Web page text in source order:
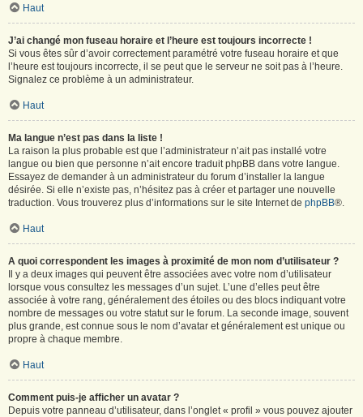
Haut
J’ai changé mon fuseau horaire et l’heure est toujours incorrecte !
Si vous êtes sûr d’avoir correctement paramétré votre fuseau horaire et que
l’heure est toujours incorrecte, il se peut que le serveur ne soit pas à l’heure.
Signalez ce problème à un administrateur.
Haut
Ma langue n’est pas dans la liste !
La raison la plus probable est que l’administrateur n’ait pas installé votre
langue ou bien que personne n’ait encore traduit phpBB dans votre langue.
Essayez de demander à un administrateur du forum d’installer la langue
désirée. Si elle n’existe pas, n’hésitez pas à créer et partager une nouvelle
traduction. Vous trouverez plus d’informations sur le site Internet de phpBB®.
Haut
A quoi correspondent les images à proximité de mon nom d’utilisateur ?
Il y a deux images qui peuvent être associées avec votre nom d’utilisateur
lorsque vous consultez les messages d’un sujet. L’une d’elles peut être
associée à votre rang, généralement des étoiles ou des blocs indiquant votre
nombre de messages ou votre statut sur le forum. La seconde image, souvent
plus grande, est connue sous le nom d’avatar et généralement est unique ou
propre à chaque membre.
Haut
Comment puis-je afficher un avatar ?
Depuis votre panneau d’utilisateur, dans l’onglet « profil » vous pouvez ajouter